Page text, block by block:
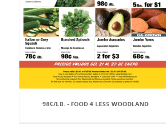
98¢/LB. - FOOD 4 LESS WOODLAND